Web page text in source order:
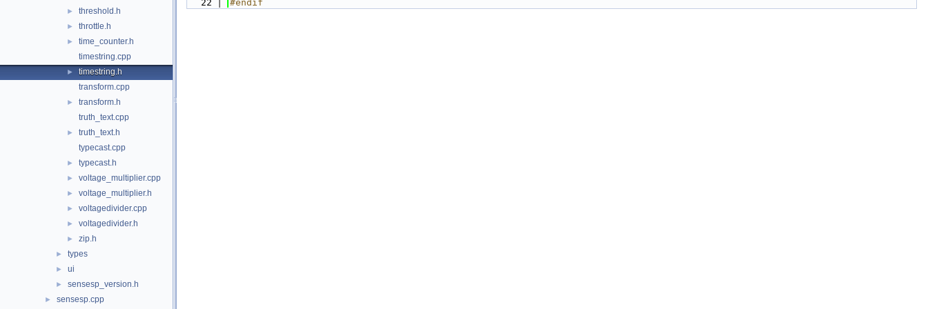
► threshold.h
► throttle.h
►
time_counter.h
timestring.cpp
►
timestring.h
transform.cpp
►
transform.h
truth_text.cpp
►
truth_text.h
typecast.cpp
► typecast.h
► voltage_multiplier.cpp
► voltage_multiplier.h
► voltagedivider.cpp
► voltagedivider.h
► zip.h
► types
► ui
► sensesp_version.h
► sensesp.cpp
   22
#endif